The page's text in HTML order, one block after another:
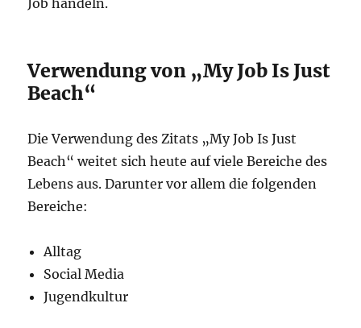
Job handeln.
Verwendung von „My Job Is Just
Beach“
Die Verwendung des Zitats „My Job Is Just
Beach“ weitet sich heute auf viele Bereiche des
Lebens aus. Darunter vor allem die folgenden
Bereiche:
Alltag
Social Media
Jugendkultur